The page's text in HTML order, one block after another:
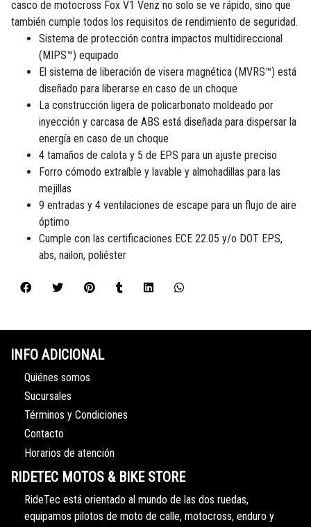
casco de motocross Fox V1 Venz no solo se ve rápido, sino que
también cumple todos los requisitos de rendimiento de seguridad.
Sistema de protección contra impactos multidireccional
(MIPS™) equipado
El sistema de liberación de visera magnética (MVRS™) está
diseñado para liberarse en caso de un choque
La construcción ligera de policarbonato moldeado por
inyección y carcasa de ABS está diseñada para dispersar la
energía en caso de un choque
4 tamaños de calota y 5 de EPS para un ajuste preciso
Forro cómodo extraíble y lavable y almohadillas para las
mejillas
9 entradas y 4 ventilaciones de escape para un flujo de aire
óptimo
Cumple con las certificaciones ECE 22.05 y/o DOT EPS,
abs, nailon, poliéster
INFO ADICIONAL
Quiénes somos
Sucursales
Términos y Condiciones
Contacto
Horarios de atención
RIDETEC MOTOS & BIKE STORE
RideTec está orientado al mundo de las dos ruedas,
equipamos pilotos de moto de calle, motocross, enduro y